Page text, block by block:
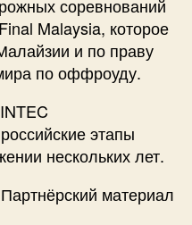
соревнований
Malaysia, которое
и по праву
по оффроуду.
этапы
нескольких лет.
Партнёрский материал